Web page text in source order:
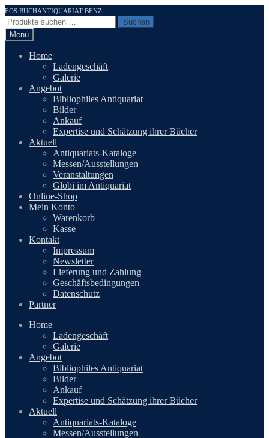
Zur
Navigation
springen
Zum
Inhalt
springen
EOS BUCHANTIQUARIAT BENZ
Suchen
nach:
Suchen
Menü
Home
Ladengeschäft
Galerie
Angebot
Bibliophiles Antiquariat
Bilder
Ankauf
Expertise und Schätzung ihrer Bücher
Aktuell
Antiquariats-Kataloge
Messen/Ausstellungen
Veranstaltungen
Globi im Antiquariat
Online-Shop
Mein Konto
Warenkorb
Kasse
Kontakt
Impressum
Newsletter
Lieferung und Zahlung
Geschäftsbedingungen
Datenschutz
Partner
Home
Ladengeschäft
Galerie
Angebot
Bibliophiles Antiquariat
Bilder
Ankauf
Expertise und Schätzung ihrer Bücher
Aktuell
Antiquariats-Kataloge
Messen/Ausstellungen